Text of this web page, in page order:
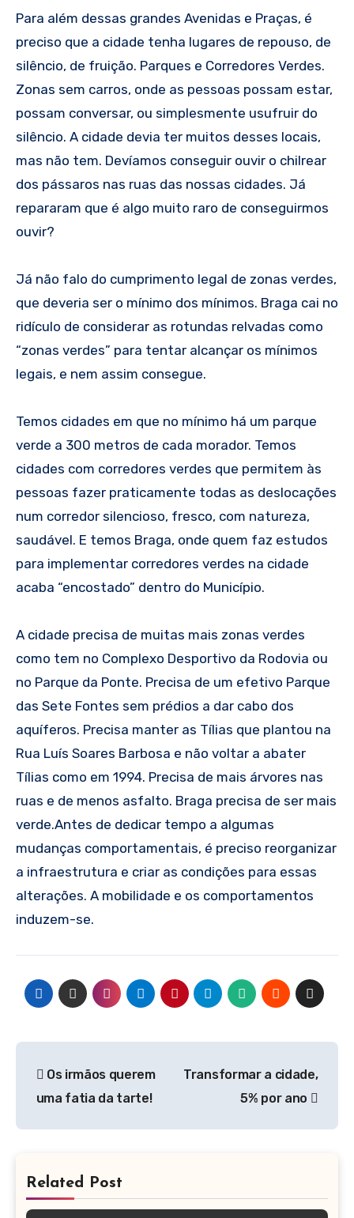
Para além dessas grandes Avenidas e Praças, é
preciso que a cidade tenha lugares de repouso, de
silêncio, de fruição. Parques e Corredores Verdes.
Zonas sem carros, onde as pessoas possam estar,
possam conversar, ou simplesmente usufruir do
silêncio. A cidade devia ter muitos desses locais,
mas não tem. Devíamos conseguir ouvir o chilrear
dos pássaros nas ruas das nossas cidades. Já
repararam que é algo muito raro de conseguirmos
ouvir?
Já não falo do cumprimento legal de zonas verdes,
que deveria ser o mínimo dos mínimos. Braga cai no
ridículo de considerar as rotundas relvadas como
“zonas verdes” para tentar alcançar os mínimos
legais, e nem assim consegue.
Temos cidades em que no mínimo há um parque
verde a 300 metros de cada morador. Temos
cidades com corredores verdes que permitem às
pessoas fazer praticamente todas as deslocações
num corredor silencioso, fresco, com natureza,
saudável. E temos Braga, onde quem faz estudos
para implementar corredores verdes na cidade
acaba “encostado” dentro do Município.
A cidade precisa de muitas mais zonas verdes
como tem no Complexo Desportivo da Rodovia ou
no Parque da Ponte. Precisa de um efetivo Parque
das Sete Fontes sem prédios a dar cabo dos
aquíferos. Precisa manter as Tílias que plantou na
Rua Luís Soares Barbosa e não voltar a abater
Tílias como em 1994. Precisa de mais árvores nas
ruas e de menos asfalto. Braga precisa de ser mais
verde.Antes de dedicar tempo a algumas
mudanças comportamentais, é preciso reorganizar
a infraestrutura e criar as condições para essas
alterações. A mobilidade e os comportamentos
induzem-se.
de
artigos
Os irmãos querem
uma fatia da tarte!
Transformar a cidade,
5% por ano
Related Post